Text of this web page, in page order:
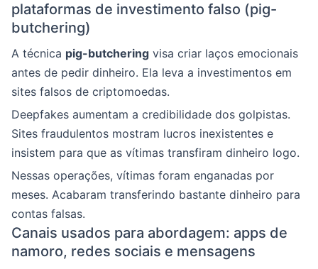
plataformas de investimento falso (pig-
butchering)
A técnica pig-butchering visa criar laços emocionais
antes de pedir dinheiro. Ela leva a investimentos em
sites falsos de criptomoedas.
Deepfakes aumentam a credibilidade dos golpistas.
Sites fraudulentos mostram lucros inexistentes e
insistem para que as vítimas transfiram dinheiro logo.
Nessas operações, vítimas foram enganadas por
meses. Acabaram transferindo bastante dinheiro para
contas falsas.
Canais usados para abordagem: apps de
namoro, redes sociais e mensagens